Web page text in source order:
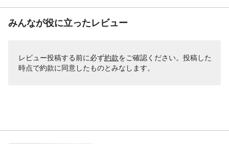
みんなが役に立ったレビュー
レビュー投稿する前に必ず約款をご確認ください。投稿した
時点で約款に同意したものとみなします。